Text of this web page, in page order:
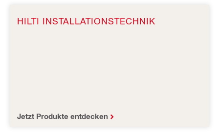
HILTI INSTALLATIONSTECHNIK
Jetzt Produkte entdecken